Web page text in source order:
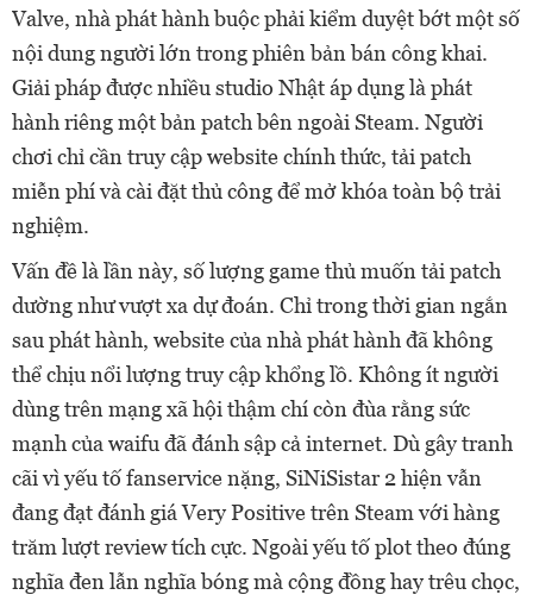
Valve, nhà phát hành buộc phải kiểm duyệt bớt một số
nội dung người lớn trong phiên bản bán công khai.
Giải pháp được nhiều studio Nhật áp dụng là phát
hành riêng một bản patch bên ngoài Steam. Người
chơi chỉ cần truy cập website chính thức, tải patch
miễn phí và cài đặt thủ công để mở khóa toàn bộ trải
nghiệm.
Vấn đề là lần này, số lượng game thủ muốn tải patch
dường như vượt xa dự đoán. Chỉ trong thời gian ngắn
sau phát hành, website của nhà phát hành đã không
thể chịu nổi lượng truy cập khổng lồ. Không ít người
dùng trên mạng xã hội thậm chí còn đùa rằng sức
mạnh của waifu đã đánh sập cả internet. Dù gây tranh
cãi vì yếu tố fanservice nặng, SiNiSistar 2 hiện vẫn
đang đạt đánh giá Very Positive trên Steam với hàng
trăm lượt review tích cực. Ngoài yếu tố plot theo đúng
nghĩa đen lẫn nghĩa bóng mà cộng đồng hay trêu chọc,